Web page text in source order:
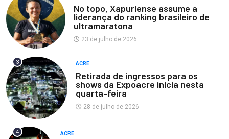
No topo, Xapuriense assume a
liderança do ranking brasileiro de
ultramaratona
23 de julho de 2026
3 ACRE
Retirada de ingressos para os
shows da Expoacre inicia nesta
quarta-feira
28 de julho de 2026
4 ACRE